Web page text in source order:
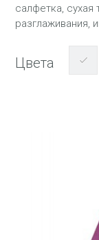
салфетка, сухая
разглаживания,
Цвета